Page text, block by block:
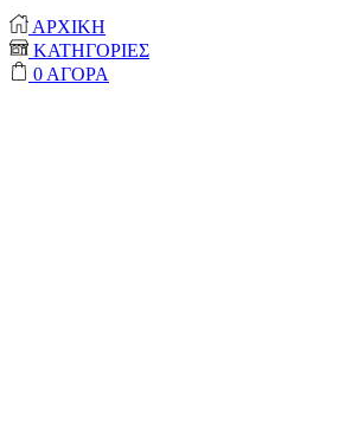
ΑΡΧΙΚΗ
ΚΑΤΗΓΟΡΙΕΣ
0 ΑΓΟΡΑ